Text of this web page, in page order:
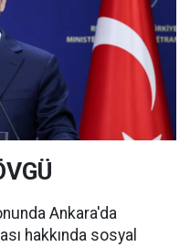
Ankara'da
hakkında sosyal